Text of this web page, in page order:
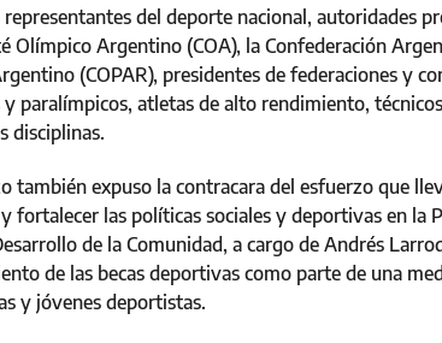
del deporte nacional, autoridades
Olímpico Argentino (COA), la Confederación
(COPAR), presidentes de federaciones y
paralímpicos, atletas de alto rendimiento,
disciplinas.
también expuso la contracara del esfuerzo que
fortalecer las políticas sociales y deportivas en la
de la Comunidad, a cargo de Andrés
de las becas deportivas como parte de una
y jóvenes deportistas.